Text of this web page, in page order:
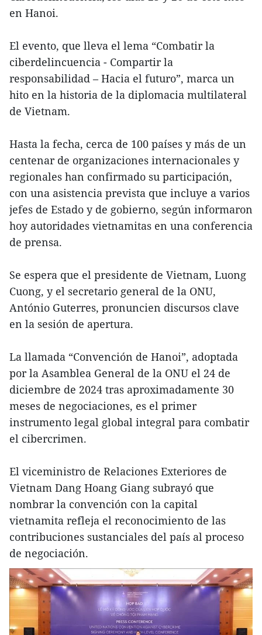
en Hanoi.
El evento, que lleva el lema “Combatir la
ciberdelincuencia - Compartir la
responsabilidad – Hacia el futuro”, marca un
hito en la historia de la diplomacia multilateral
de Vietnam.
Hasta la fecha, cerca de 100 países y más de un
centenar de organizaciones internacionales y
regionales han confirmado su participación,
con una asistencia prevista que incluye a varios
jefes de Estado y de gobierno, según informaron
hoy autoridades vietnamitas en una conferencia
de prensa.
Se espera que el presidente de Vietnam, Luong
Cuong, y el secretario general de la ONU,
António Guterres, pronuncien discursos clave
en la sesión de apertura.
La llamada “Convención de Hanoi”, adoptada
por la Asamblea General de la ONU el 24 de
diciembre de 2024 tras aproximadamente 30
meses de negociaciones, es el primer
instrumento legal global integral para combatir
el cibercrimen.
El viceministro de Relaciones Exteriores de
Vietnam Dang Hoang Giang subrayó que
nombrar la convención con la capital
vietnamita refleja el reconocimiento de las
contribuciones sustanciales del país al proceso
de negociación.